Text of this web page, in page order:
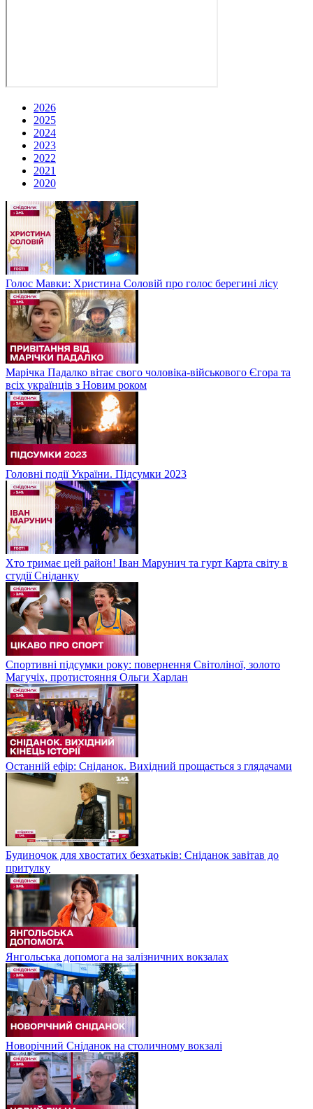
2026
2025
2024
2023
2022
2021
2020
Голос Мавки: Христина Соловій про голос берегині лісу
Марічка Падалко вітає свого чоловіка-військового Єгора та
всіх українців з Новим роком
Головні події України. Підсумки 2023
Хто тримає цей район! Іван Марунич та гурт Карта світу в
студії Сніданку
Спортивні підсумки року: повернення Світоліної, золото
Магучіх, протистояння Ольги Харлан
Останній ефір: Сніданок. Вихідний прощається з глядачами
Будиночок для хвостатих безхатьків: Сніданок завітав до
притулку
Янгольська допомога на залізничних вокзалах
Новорічний Сніданок на столичному вокзалі